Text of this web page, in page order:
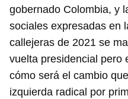
gobernado Colombia, y
sociales expresadas en
callejeras de 2021 se
vuelta presidencial pero
cómo será el cambio
izquierda radical por